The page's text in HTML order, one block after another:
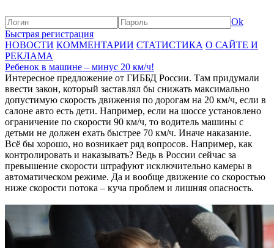
Ok
Быстрая регистрация
НОВОСТИ КОММЕНТАРИИ СТАТИСТИКА О САЙТЕ И
РЕКЛАМА
Ребенок в машине – минус 20 км/ч!
Интересное предложение от ГИББД России. Там придумали
ввести закон, который заставлял бы снижать максимально
допустимую скорость движения по дорогам на 20 км/ч, если в
салоне авто есть дети. Например, если на шоссе установлено
ограничение по скорости 90 км/ч, то водитель машины с
детьми не должен ехать быстрее 70 км/ч. Иначе наказание.
Всё бы хорошо, но возникает ряд вопросов. Например, как
контролировать и наказывать? Ведь в России сейчас за
превышение скорости штрафуют исключительно камеры в
автоматическом режиме. Да и вообще движение со скоростью
ниже скорости потока – куча проблем и лишняя опасность.